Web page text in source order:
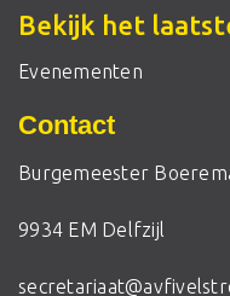
Bekijk het
Evenementen
Contact
Burgemeester
9934 EM Delfzijl